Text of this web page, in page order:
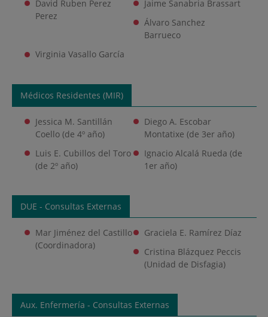
David Ruben Perez
Perez
Jaime Sanabria Brassart
Álvaro Sanchez
Barrueco
Virginia Vasallo García
Médicos Residentes (MIR)
Jessica M. Santillán
Coello (de 4º año)
Diego A. Escobar
Montatixe (de 3er año)
Luis E. Cubillos del Toro
(de 2º año)
Ignacio Alcalá Rueda (de
1er año)
DUE - Consultas Externas
Mar Jiménez del Castillo
(Coordinadora)
Graciela E. Ramírez Díaz
Cristina Blázquez Peccis
(Unidad de Disfagia)
Aux. Enfermería - Consultas Externas